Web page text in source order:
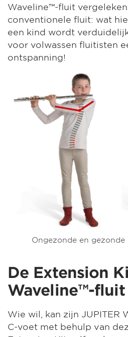
Waveline™-fluit
conventionele fluit: wat
een kind wordt
voor volwassen fluitisten
ontspanning!
Ongezonde en
De Extension
Waveline™-
Wie wil, kan zijn JUPITER
C-voet met behulp van